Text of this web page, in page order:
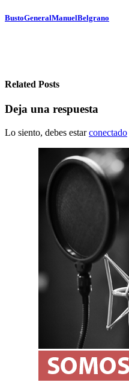
Navegación
BustoGeneralManuelBelgrano
Related Posts
Deja una respuesta
Lo siento, debes estarconectado